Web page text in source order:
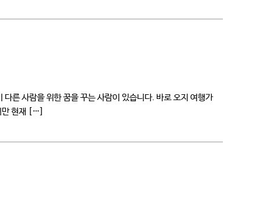
사람을 위한 꿈을 꾸는 사람이 있습니다. 바로 오지 여행가
만 현재 […]